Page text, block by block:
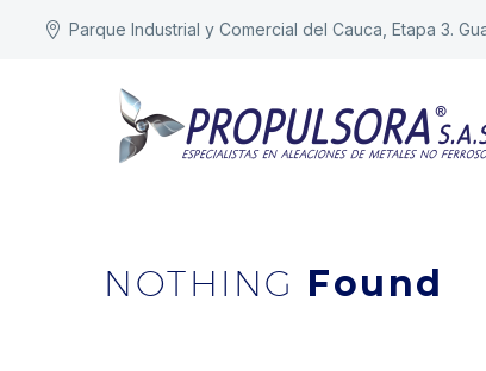
Parque Industrial y Comercial del Cauca, Etapa 3.
NOTHING Found